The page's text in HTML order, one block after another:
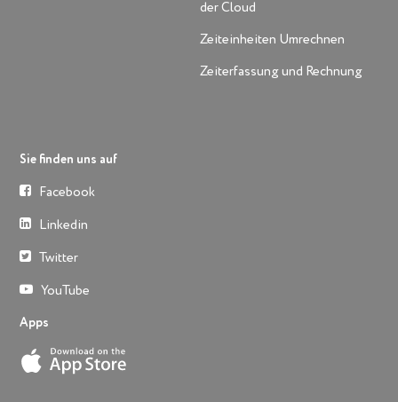
der Cloud
Zeiteinheiten Umrechnen
Zeiterfassung und Rechnung
Sie finden uns auf
Facebook
Linkedin
Twitter
YouTube
Apps